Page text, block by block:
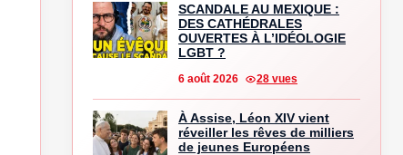
SCANDALE AU MEXIQUE :
DES CATHÉDRALES
OUVERTES À L’IDÉOLOGIE
LGBT ?
6 août 2026 28 vues
À Assise, Léon XIV vient
réveiller les rêves de milliers
de jeunes Européens